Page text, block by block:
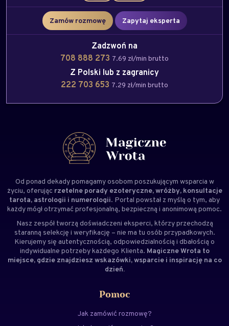
Zamów rozmowę Zapytaj eksperta
Zadzwoń na
708 888 273 7.69 zł/min brutto
Z Polski lub z zagranicy
222 703 653 7.29 zł/min brutto
Od ponad dekady pomagamy osobom poszukującym wsparcia w
życiu, oferując rzetelne porady ezoteryczne, wróżby, konsultacje
tarota, astrologii i numerologii. Portal powstał z myślą o tym, aby
każdy mógł otrzymać profesjonalną, bezpieczną i anonimową pomoc.
Nasz zespół tworzą doświadczeni eksperci, którzy przechodzą
staranną selekcję i weryfikację – nie ma tu osób przypadkowych.
Kierujemy się autentycznością, odpowiedzialnością i dbałością o
indywidualne potrzeby każdego Klienta. Magiczne Wrota to
miejsce, gdzie znajdziesz wskazówki, wsparcie i inspirację na co
dzień.
Pomoc
Jak zamówić rozmowę?